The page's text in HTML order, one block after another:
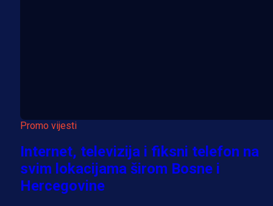
Promo vijesti
Internet, televizija i fiksni telefon na
svim lokacijama širom Bosne i
Hercegovine